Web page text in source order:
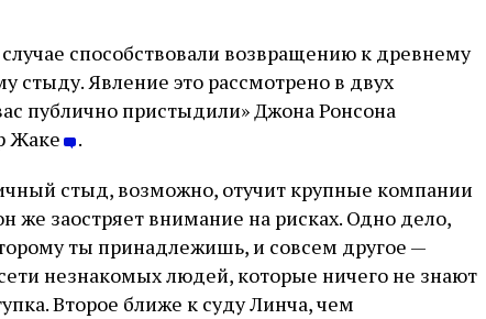
способствовали возвращению к древнему
Явление это рассмотрено в двух
публично пристыдили» Джона Ронсона
Жаке .
стыд, возможно, отучит крупные компании
же заостряет внимание на рисках. Одно дело,
ты принадлежишь, и совсем другое —
незнакомых людей, которые ничего не знают
Второе ближе к суду Линча, чем